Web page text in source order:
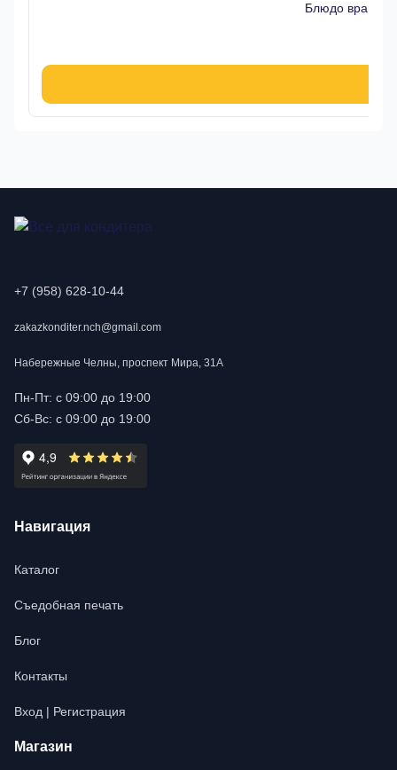
Блюдо
+7 (958) 628-10-44
zakazkonditer.nch@gmail.com
Набережные Челны, проспект Мира, 31А
Пн-Пт: с 09:00 до 19:00
Сб-Вс: с 09:00 до 19:00
Навигация
Каталог
Съедобная печать
Блог
Контакты
Вход | Регистрация
Магазин